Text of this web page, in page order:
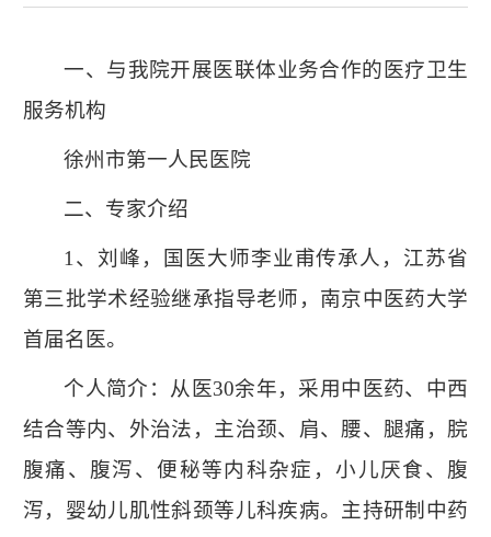
一、与我院开展医联体业务合作的医疗卫生
服务机构
徐州市第一人民医院
二、专家介绍
1 、刘峰，国医大师李业甫传承人，江苏省
第三批学术经验继承指导老师，南京中医药大学
首届名医。
个人简介：从医30余年，采用中医药、中西
结合等内、外治法，主治颈、肩、腰、腿痛，脘
腹痛、腹泻、便秘等内科杂症，小儿厌食、腹
泻，婴幼儿肌性斜颈等儿科疾病。主持研制中药